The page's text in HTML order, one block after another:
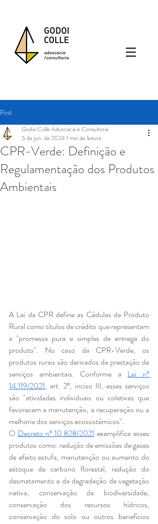
Post
CPR-Verde: Definição e
Regulamentação dos Produtos
Ambientais
Godoi Colle Advocacia e Consultoria
5 de jun. de 20241 min de leitura
A Lei da CPR define as Cédulas de Produto
Rural como títulos de crédito que representam
a "promessa pura e simples de entrega do
produto". No caso da CPR-Verde, os
produtos rurais são derivados da prestação de
serviços ambientais. Conforme a Lei nº
14.119/2021, art. 2º, inciso III, esses serviços
são "atividades individuais ou coletivas que
favorecem a manutenção, a recuperação ou a
melhoria dos serviços ecossistêmicos".
O Decreto nº 10.828/2021 exemplifica esses
produtos como: redução de emissões de gases
de efeito estufa, manutenção ou aumento do
estoque de carbono florestal, redução do
desmatamento e da degradação de vegetação
nativa, conservação da biodiversidade,
conservação dos recursos hídricos,
conservação do solo ou outros benefícios